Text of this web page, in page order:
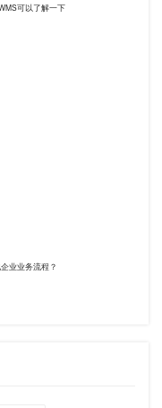
可以了解一下
业业务流程？